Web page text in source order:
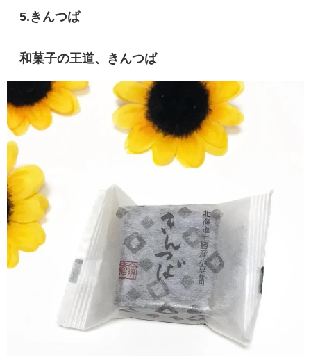
5.きんつば
和菓子の王道、きんつば